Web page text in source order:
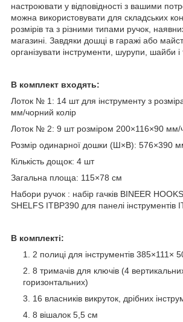
настроювати у відповідності з вашими
можна використовувати для складських
розмірів та з різними типами ручок,
магазині. Завдяки дошці в гаражі або
організувати інструменти, шурупи, шайби і
В комплект входять:
Лоток № 1: 14 шт для інструменту з
мм/чорний колір
Лоток № 2: 9 шт розміром 200×116×90 мм/
Розмір одинарної дошки (Ш×В): 576×390
Кількість дощок: 4 шт
Загальна площа: 115×78 см
Набори ручок : набір гачків BINEER
SHELFS ITBP390 для панелі інструментів
В комплекті:
2 полиці для інструментів 385×111×
8 тримачів для ключів (4
горизонтальних)
16 власників викруток, дрібних
8 вішалок 5,5 см